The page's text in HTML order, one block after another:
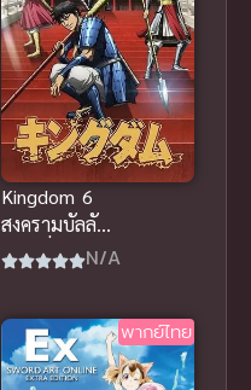
Kingdom 6
สงครามบัลลังก์
ผงาดจิ๋นซี ภาค
N/A
พากย์ไทย